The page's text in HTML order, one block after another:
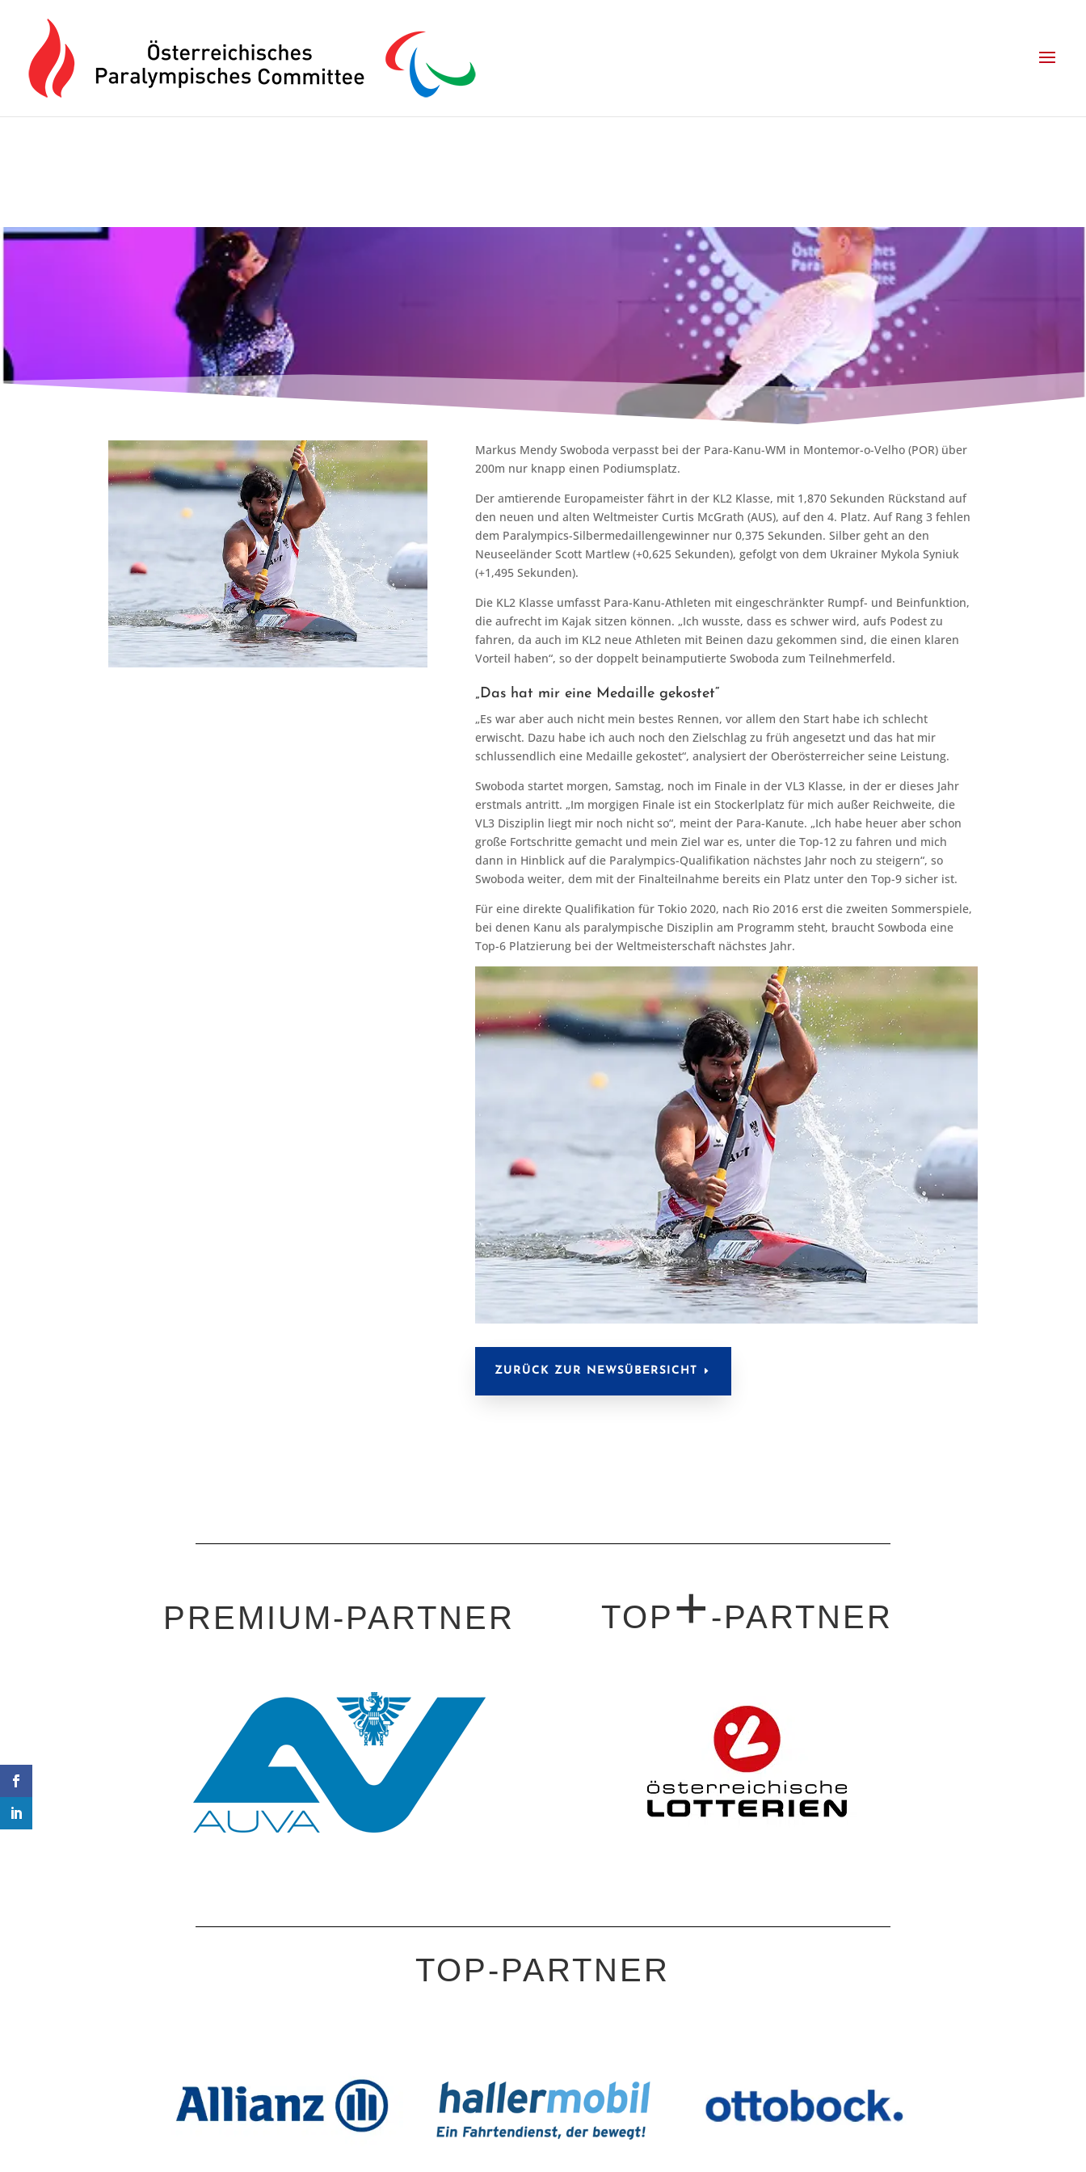
Markus Mendy Swoboda verpasst bei der Para-Kanu-WM in Montemor-o-Velho (POR) über
200m nur knapp einen Podiumsplatz.
Der amtierende Europameister fährt in der KL2 Klasse, mit 1,870 Sekunden Rückstand auf
den neuen und alten Weltmeister Curtis McGrath (AUS), auf den 4. Platz. Auf Rang 3 fehlen
dem Paralympics-Silbermedaillengewinner nur 0,375 Sekunden. Silber geht an den
Neuseeländer Scott Martlew (+0,625 Sekunden), gefolgt von dem Ukrainer Mykola Syniuk
(+1,495 Sekunden).
Die KL2 Klasse umfasst Para-Kanu-Athleten mit eingeschränkter Rumpf- und Beinfunktion,
die aufrecht im Kajak sitzen können. „Ich wusste, dass es schwer wird, aufs Podest zu
fahren, da auch im KL2 neue Athleten mit Beinen dazu gekommen sind, die einen klaren
Vorteil haben“, so der doppelt beinamputierte Swoboda zum Teilnehmerfeld.
„Das hat mir eine Medaille gekostet“
„Es war aber auch nicht mein bestes Rennen, vor allem den Start habe ich schlecht
erwischt. Dazu habe ich auch noch den Zielschlag zu früh angesetzt und das hat mir
schlussendlich eine Medaille gekostet“, analysiert der Oberösterreicher seine Leistung.
Swoboda startet morgen, Samstag, noch im Finale in der VL3 Klasse, in der er dieses Jahr
erstmals antritt. „Im morgigen Finale ist ein Stockerlplatz für mich außer Reichweite, die
VL3 Disziplin liegt mir noch nicht so“, meint der Para-Kanute. „Ich habe heuer aber schon
große Fortschritte gemacht und mein Ziel war es, unter die Top-12 zu fahren und mich
dann in Hinblick auf die Paralympics-Qualifikation nächstes Jahr noch zu steigern“, so
Swoboda weiter, dem mit der Finalteilnahme bereits ein Platz unter den Top-9 sicher ist.
Für eine direkte Qualifikation für Tokio 2020, nach Rio 2016 erst die zweiten Sommerspiele,
bei denen Kanu als paralympische Disziplin am Programm steht, braucht Sowboda eine
Top-6 Platzierung bei der Weltmeisterschaft nächstes Jahr.
ZURÜCK ZUR NEWSÜBERSICHT
PREMIUM-PARTNER TOP+-PARTNER
TOP-PARTNER